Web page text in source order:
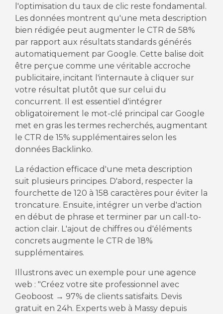
l'optimisation du taux de clic reste fondamental.
Les données montrent qu'une meta description
bien rédigée peut augmenter le CTR de 58%
par rapport aux résultats standards générés
automatiquement par Google. Cette balise doit
être perçue comme une véritable accroche
publicitaire, incitant l'internaute à cliquer sur
votre résultat plutôt que sur celui du
concurrent. Il est essentiel d'intégrer
obligatoirement le mot-clé principal car Google
met en gras les termes recherchés, augmentant
le CTR de 15% supplémentaires selon les
données Backlinko.
La rédaction efficace d'une meta description
suit plusieurs principes. D'abord, respecter la
fourchette de 120 à 158 caractères pour éviter la
troncature. Ensuite, intégrer un verbe d'action
en début de phrase et terminer par un call-to-
action clair. L'ajout de chiffres ou d'éléments
concrets augmente le CTR de 18%
supplémentaires.
Illustrons avec un exemple pour une agence
web : "Créez votre site professionnel avec
Geoboost → 97% de clients satisfaits. Devis
gratuit en 24h. Experts web à Massy depuis